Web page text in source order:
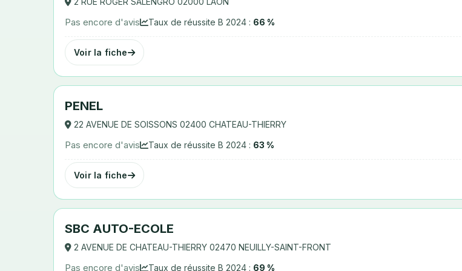
Pas encore d'avis Taux de réussite B 2024 : 66 %
Voir la fiche
PENEL
22 AVENUE DE SOISSONS 02400 CHATEAU-THIERRY
Pas encore d'avis Taux de réussite B 2024 : 63 %
Voir la fiche
SBC AUTO-ECOLE
2 AVENUE DE CHATEAU-THIERRY 02470 NEUILLY-SAINT-FRONT
Pas encore d'avis Taux de réussite B 2024 : 69 %